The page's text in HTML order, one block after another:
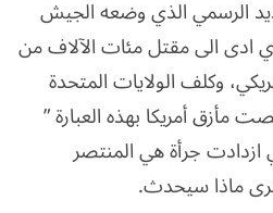
الرسمي الذي وضعه الجيش
ادى الى مقتل مئات الآلاف من
جندي أمريكي، وكلف الولايات المتحدة
مأزق أمريكا بهذه العبارة ”
ازدادت جرأة هي المنتصر
ماذا سيحدث.